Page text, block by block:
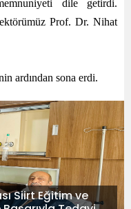
dile getirdi.
Prof. Dr. Nihat
ardından sona erdi.
Siirt Eğitim ve